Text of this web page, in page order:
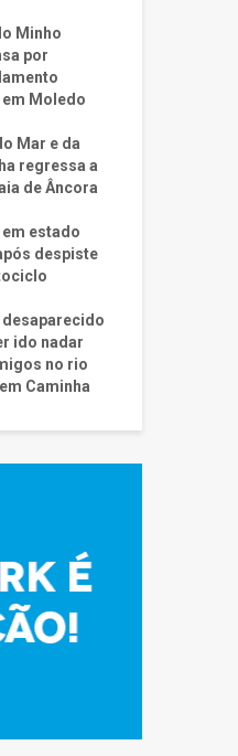
Minho
por
Moledo
Mar e da
regressa a
de Âncora
estado
despiste
ido nadar
no rio
Caminha